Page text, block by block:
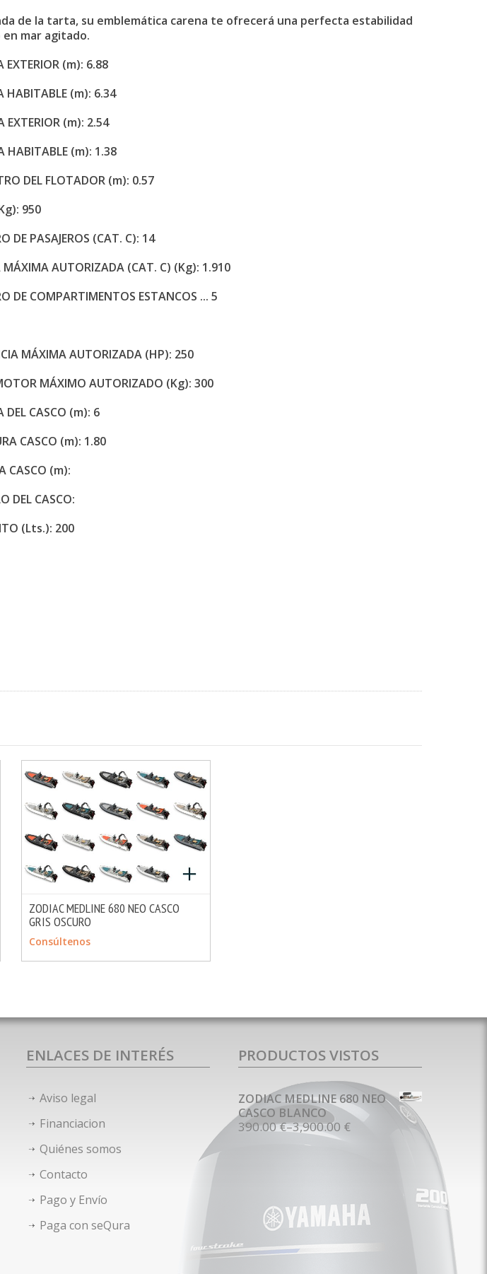
de la tarta, su emblemática carena te ofrecerá una perfecta estabilidad
en mar agitado.
EXTERIOR (m): 6.88
HABITABLE (m): 6.34
EXTERIOR (m): 2.54
HABITABLE (m): 1.38
DEL FLOTADOR (m): 0.57
950
DE PASAJEROS (CAT. C): 14
MÁXIMA AUTORIZADA (CAT. C) (Kg): 1.910
DE COMPARTIMENTOS ESTANCOS ... 5
MÁXIMA AUTORIZADA (HP): 250
MÁXIMO AUTORIZADO (Kg): 300
DEL CASCO (m): 6
CASCO (m): 1.80
CASCO (m):
DEL CASCO:
(Lts.): 200
CONSULTAR
ZODIAC MEDLINE 680 NEO CASCO
GRIS OSCURO
Consúltenos
ENLACES DE INTERÉS
Aviso legal
Financiacion
Quiénes somos
Contacto
Pago y Envío
Paga con seQura
PRODUCTOS VISTOS
ZODIAC MEDLINE 680 NEO
CASCO BLANCO
390.00 €–3,900.00 €